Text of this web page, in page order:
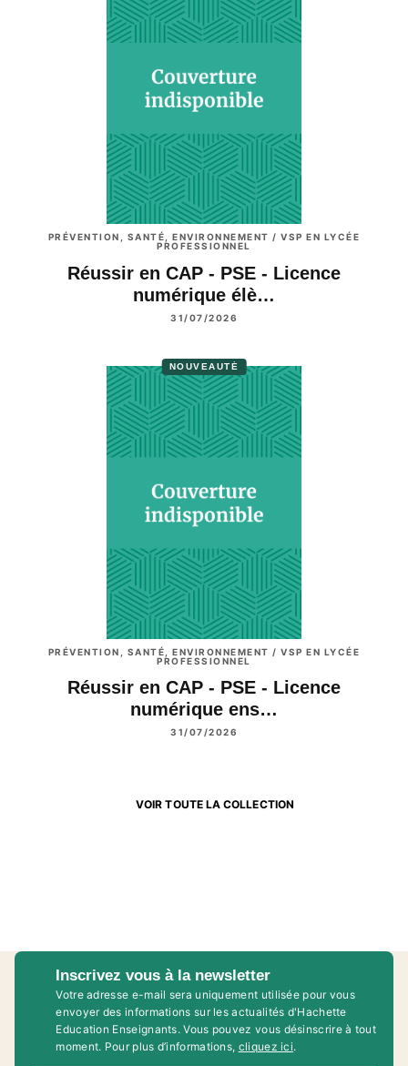
PRÉVENTION, SANTÉ, ENVIRONNEMENT / VSP EN LYCÉE
PROFESSIONNEL
Réussir en CAP - PSE - Licence
numérique élè…
31/07/2026
NOUVEAUTÉ
PRÉVENTION, SANTÉ, ENVIRONNEMENT / VSP EN LYCÉE
PROFESSIONNEL
Réussir en CAP - PSE - Licence
numérique ens…
31/07/2026
VOIR TOUTE LA COLLECTION
Inscrivez vous à la newsletter
Votre adresse e-mail sera uniquement utilisée pour vous
envoyer des informations sur les actualités d'Hachette
Education Enseignants. Vous pouvez vous désinscrire à tout
moment. Pour plus d’informations, cliquez ici.